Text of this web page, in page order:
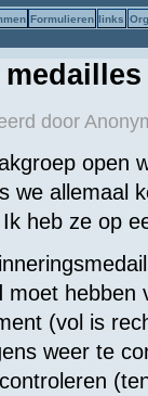
Formulieren links
door
open
we allemaal
heb ze op
moet hebben
(vol is
weer te